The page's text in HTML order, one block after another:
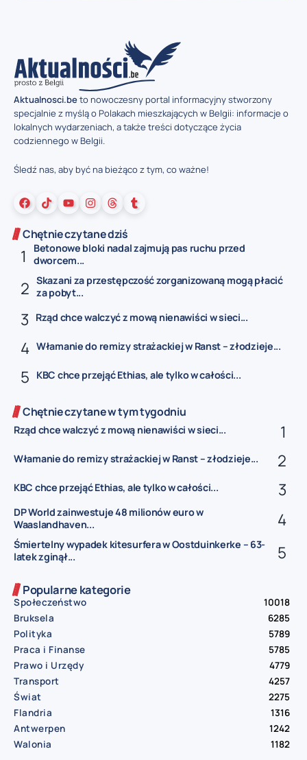
Aktualnosci.beto nowoczesny portal informacyjny stworzony
specjalnie z myślą o Polakach mieszkających w Belgii: informacje o
lokalnych wydarzeniach, a także treści dotyczące życia
codziennego w Belgii.
Śledź nas, aby być na bieżąco z tym, co ważne!
Chętnie czytane dziś
Betonowe bloki nadal zajmują pas ruchu przed
dworcem...
Skazani za przestępczość zorganizowaną mogą płacić
za pobyt...
Rząd chce walczyć z mową nienawiści w sieci...
Włamanie do remizy strażackiej w Ranst – złodzieje...
KBC chce przejąć Ethias, ale tylko w całości...
Chętnie czytane w tym tygodniu
Rząd chce walczyć z mową nienawiści w sieci...
Włamanie do remizy strażackiej w Ranst – złodzieje...
KBC chce przejąć Ethias, ale tylko w całości...
DP World zainwestuje 48 milionów euro w
Waaslandhaven...
Śmiertelny wypadek kitesurfera w Oostduinkerke – 63-
latek zginął...
Popularne kategorie
Społeczeństwo
10018
Bruksela
6285
Polityka
5789
Praca i Finanse
5785
Prawo i Urzędy
4779
Transport
4257
Świat
2275
Flandria
1316
Antwerpen
1242
Walonia
1182